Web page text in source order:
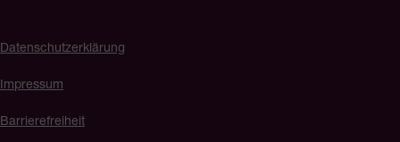
Datenschutzerklärung
Impressum
Barrierefreiheit